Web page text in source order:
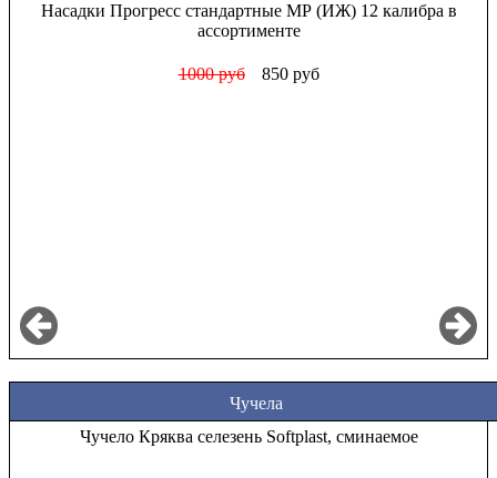
Насадки Прогресс стандартные МР (ИЖ) 12 калибра в
ассортименте
1000 руб 850 руб
Чучела
Чучело Кряква селезень Softplast, сминаемое